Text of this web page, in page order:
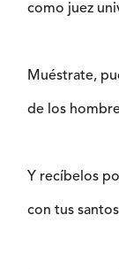
como juez
Muéstrate,
de los
Y recíbelos
con tus